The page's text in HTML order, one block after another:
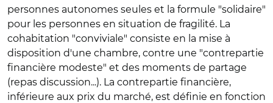
personnes autonomes seules et la formule "solidaire"
pour les personnes en situation de fragilité. La
cohabitation "conviviale" consiste en la mise à
disposition d'une chambre, contre une "contrepartie
financière modeste" et des moments de partage
(repas discussion...). La contrepartie financière,
inférieure aux prix du marché, est définie en fonction